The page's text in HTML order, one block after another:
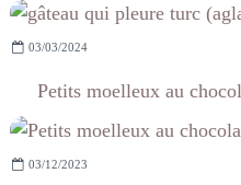
03/03/2024
Petits moelleux au
03/12/2023